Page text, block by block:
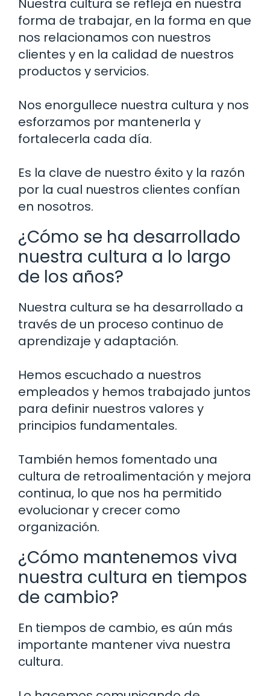
Nuestra cultura se refleja en nuestra
forma de trabajar, en la forma en que
nos relacionamos con nuestros
clientes y en la calidad de nuestros
productos y servicios.
Nos enorgullece nuestra cultura y nos
esforzamos por mantenerla y
fortalecerla cada día.
Es la clave de nuestro éxito y la razón
por la cual nuestros clientes confían
en nosotros.
¿Cómo se ha desarrollado
nuestra cultura a lo largo
de los años?
Nuestra cultura se ha desarrollado a
través de un proceso continuo de
aprendizaje y adaptación.
Hemos escuchado a nuestros
empleados y hemos trabajado juntos
para definir nuestros valores y
principios fundamentales.
También hemos fomentado una
cultura de retroalimentación y mejora
continua, lo que nos ha permitido
evolucionar y crecer como
organización.
¿Cómo mantenemos viva
nuestra cultura en tiempos
de cambio?
En tiempos de cambio, es aún más
importante mantener viva nuestra
cultura.